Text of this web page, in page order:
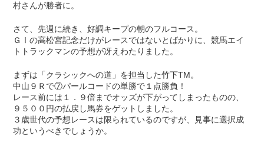
村さんが勝者に。
さて、先週に続き、好調キープの朝のフルコース。
ＧⅠの高松宮記念だけがレースではないとばかりに、競馬エイ
トトラックマンの予想が冴えわたりました。
まずは「クラシックへの道」を担当した竹下TM。
中山９Ｒで⑦パールコードの単勝で１点勝負！
レース前には１．９倍までオッズが下がってしまったものの、
９５００円の払戻し馬券をゲットしました。
３歳世代の予想レースは限られているのですが、見事に選択成
功というべきでしょうか。